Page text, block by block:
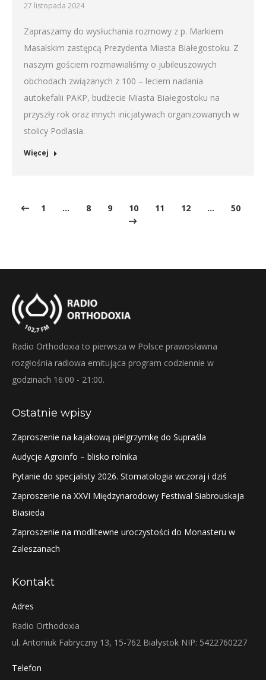
27 listopada 2024
Zapraszamy do wysłuchania rozmowy z p. Markiem
Masalskim zastępcą Prezydenta Miasta Białegostoku. Z
naszym gościem rozmawialiśmy o jubileuszowych
obchodach związanych z 100 – leciem nadania
autokefalii PAKP, budżecie Miasta Białegostoku na
przyszły rok oraz innych inicjatywach organizowanych w
stolicy Podlasia.
Więcej
1 … 8 9 10 11 12 … 50
Radio Orthodoxia to pierwsza w Polsce prawosławna
rozgłośnia radiowa emitująca program codziennie w
godzinach 16:00 - 21:00.
Ostatnie wpisy
Zaproszenie na kajakową pielgrzymkę do Supraśla
Audycje Agroinfo – blisko rolnika
Pytanie do specjalisty 2026. Stomatologia wczoraj i dziś
Zaproszenie na XXVI Międzynarodowy Festiwal Siabrouskaja
Biasieda
Zaproszenie na modlitewne uroczystości do Monasteru w
Zaleszanach
Kontakt
Adres
Radio Orthodoxia
ul. Antoniuk Fabryczny 13, 15-762 Białystok NIP: 5422760227
Telefon